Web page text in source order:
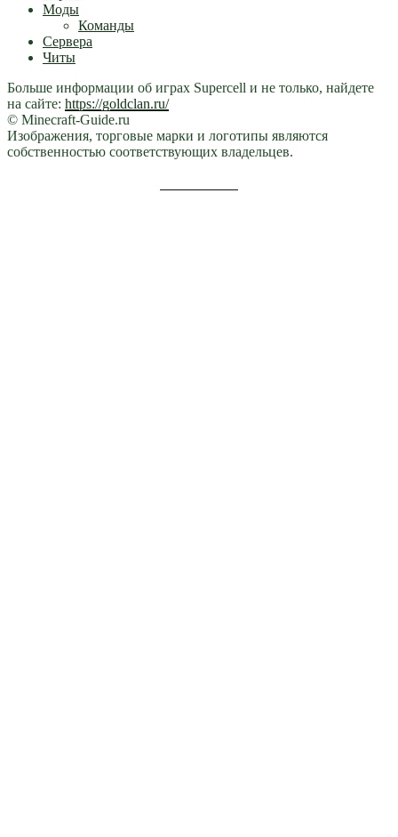
Моды
Команды
Сервера
Читы
Больше информации об играх Supercell и не только, найдете
на сайте: https://goldclan.ru/
© Minecraft-Guide.ru
Изображения, торговые марки и логотипы являются
собственностью соответствующих владельцев.